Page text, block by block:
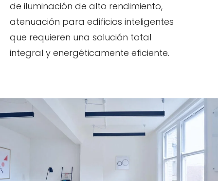
de iluminación de alto rendimiento,
atenuación para edificios inteligentes
que requieren una solución total
integral y energéticamente eficiente.